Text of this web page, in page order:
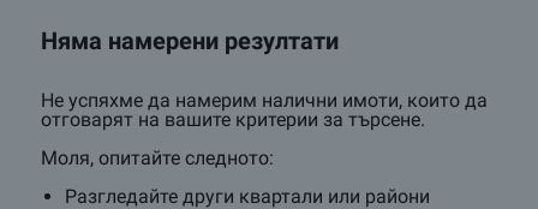
Няма намерени резултати
Не успяхме да намерим налични имоти, които да
отговарят на вашите критерии за търсене.
Моля, опитайте следното:
Разгледайте други квартали или райони